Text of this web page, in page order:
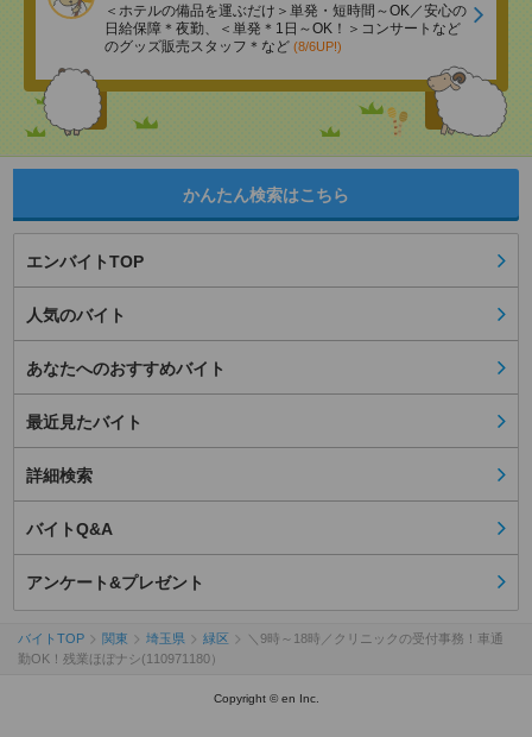
＜ホテルの備品を運ぶだけ＞単発・短時間～OK／安心の
日給保障＊夜勤、＜単発＊1日～OK！＞コンサートなど
のグッズ販売スタッフ＊など (8/6UP!)
かんたん検索はこちら
エンバイトTOP
人気のバイト
あなたへのおすすめバイト
最近見たバイト
詳細検索
バイトQ&A
アンケート&プレゼント
バイトTOP 関東 埼玉県 緑区
＼9時～18時／クリニックの受付事務！車通
勤OK！残業ほぼナシ(110971180）
Copyright © en Inc.